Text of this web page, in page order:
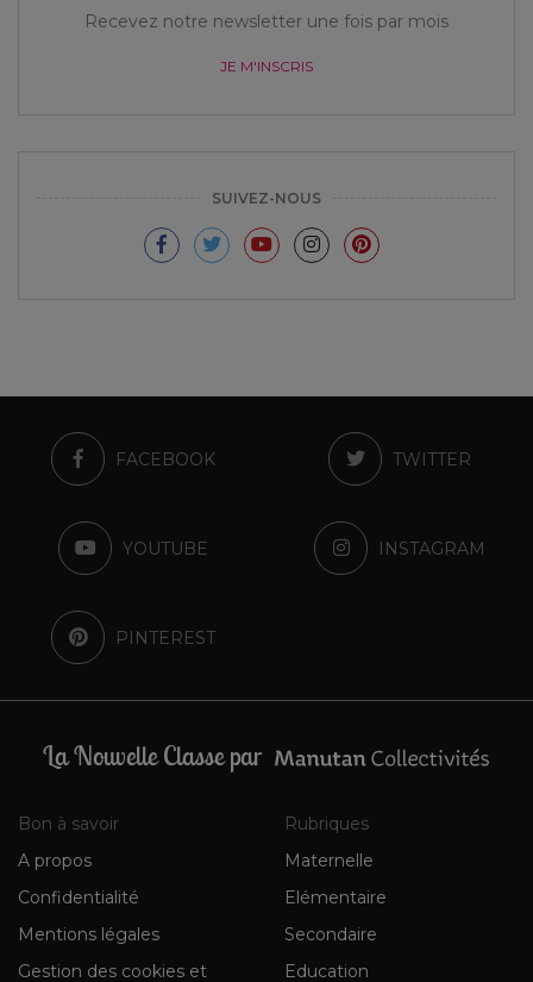
Recevez notre newsletter une fois par mois
JE M'INSCRIS
SUIVEZ-NOUS
FACEBOOK TWITTER
YOUTUBE INSTAGRAM
PINTEREST
La Nouvelle Classe par
Bon à savoir
A propos
Confidentialité
Mentions légales
Gestion des cookies et
Rubriques
Maternelle
Elémentaire
Secondaire
Education